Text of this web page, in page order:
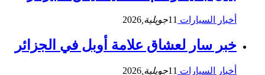
أخبار السيارات 11جويلية, 2026
خبر سار لعشاق علامة أوبل في الجزائر
أخبار السيارات 11جويلية, 2026